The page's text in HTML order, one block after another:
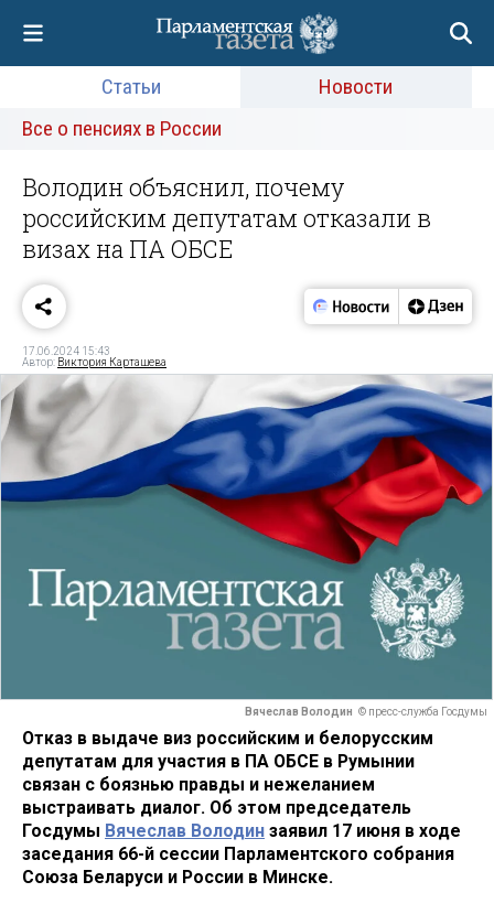
Статьи
Новости
Все о пенсиях в России
Володин объяснил, почему
российским депутатам отказали в
визах на ПА ОБСЕ
17.06.2024 15:43
Автор: Виктория Карташева
Вячеслав Володин © пресс-служба Госдумы
Отказ в выдаче виз российским и белорусским
депутатам для участия в ПА ОБСЕ в Румынии
связан с боязнью правды и нежеланием
выстраивать диалог. Об этом председатель
Госдумы Вячеслав Володин заявил 17 июня в ходе
заседания 66-й сессии Парламентского собрания
Союза Беларуси и России в Минске.